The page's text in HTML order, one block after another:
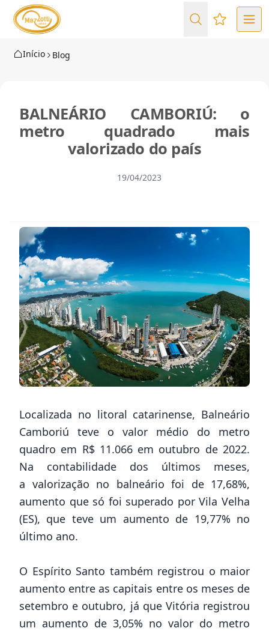
Favoritos
Início Blog
BALNEÁRIO CAMBORIÚ: o
metro quadrado mais
valorizado do país
19/04/2023
Localizada no litoral catarinense, Balneário
Camboriú teve o valor médio do metro
quadro em R$ 11.066 em outubro de 2022.
Na contabilidade dos últimos meses,
a valorização no balneário foi de 17,68%,
aumento que só foi superado por Vila Velha
(ES), que teve um aumento de 19,77% no
último ano.
O Espírito Santo também registrou o maior
aumento entre as capitais entre os meses de
setembro e outubro, já que Vitória registrou
um aumento de 3,05% no valor do metro